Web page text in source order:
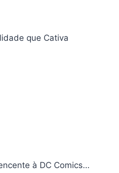
que Cativa
à DC Comics…